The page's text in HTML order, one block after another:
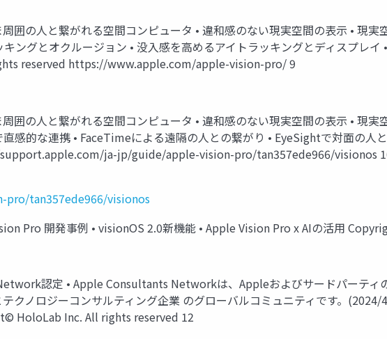
囲の人と繋がれる空間コンピュータ • 違和感のない現実空間の表示 • 現実
ングとオクルージョン • 没入感を高めるアイトラッキングとディスプレイ
reserved https://www.apple.com/apple-vision-pro/ 9
囲の人と繋がれる空間コンピュータ • 違和感のない現実空間の表示 • 現実
感的な連携 • FaceTimeによる遠隔の人との繋がり • EyeSightで対面の人
ja-jp/guide/apple-vision-pro/tan357ede966/visionos
tan357ede966/visionos
Pro 開発事例 • visionOS 2.0新機能 • Apple Vision Pro x AIの活用
認定 • Apple Consultants Networkは、Appleおよびサードパーティ
クノロジーコンサルティング企業 のグローバルコミュニティです。(2024/
HoloLab Inc. All rights reserved 12